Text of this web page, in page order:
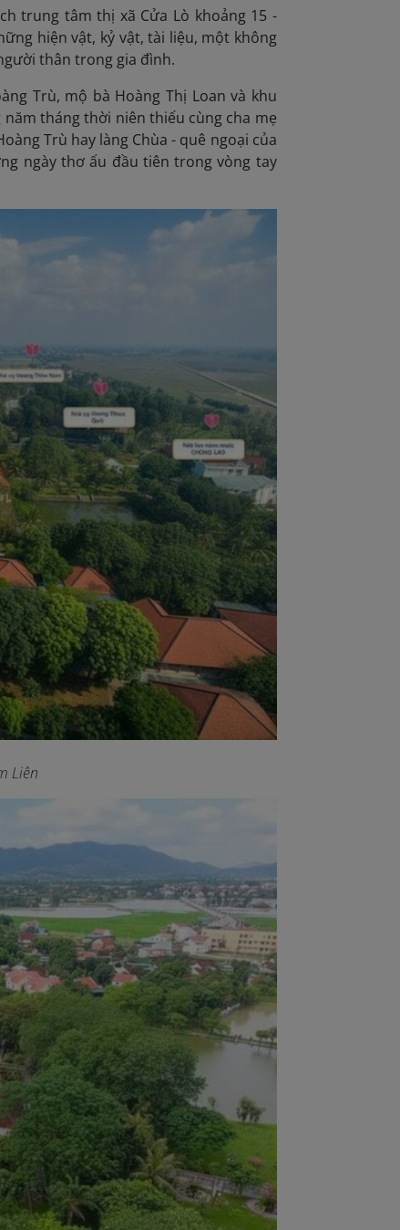
trung tâm thị xã Cửa Lò khoảng 15 -
hiện vật, kỷ vật, tài liệu, một không
thân trong gia đình.
Trù, mộ bà Hoàng Thị Loan và khu
tháng thời niên thiếu cùng cha mẹ
Trù hay làng Chùa - quê ngoại của
ngày thơ ấu đầu tiên trong vòng tay
Liên